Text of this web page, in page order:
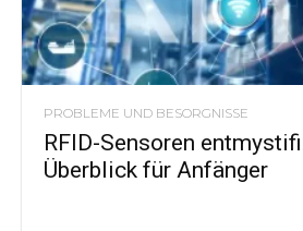
PROBLEME UND BESORGNISSE
RFID-Sensoren
Überblick für Anfänger